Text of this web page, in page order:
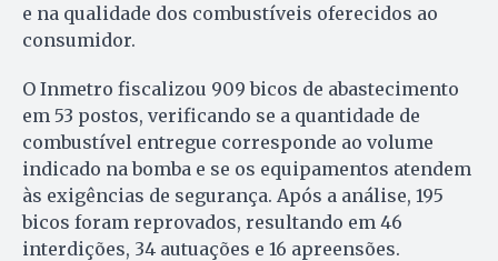
e na qualidade dos combustíveis oferecidos ao
consumidor.
O Inmetro fiscalizou 909 bicos de abastecimento
em 53 postos, verificando se a quantidade de
combustível entregue corresponde ao volume
indicado na bomba e se os equipamentos atendem
às exigências de segurança. Após a análise, 195
bicos foram reprovados, resultando em 46
interdições, 34 autuações e 16 apreensões.